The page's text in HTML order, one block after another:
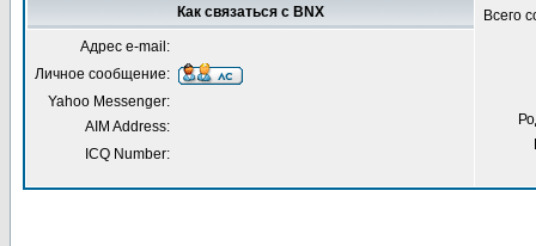
Всего
Как связаться с BNX
Адрес e-mail:
Личное сообщение:
Yahoo Messenger:
AIM Address:
ICQ Number: